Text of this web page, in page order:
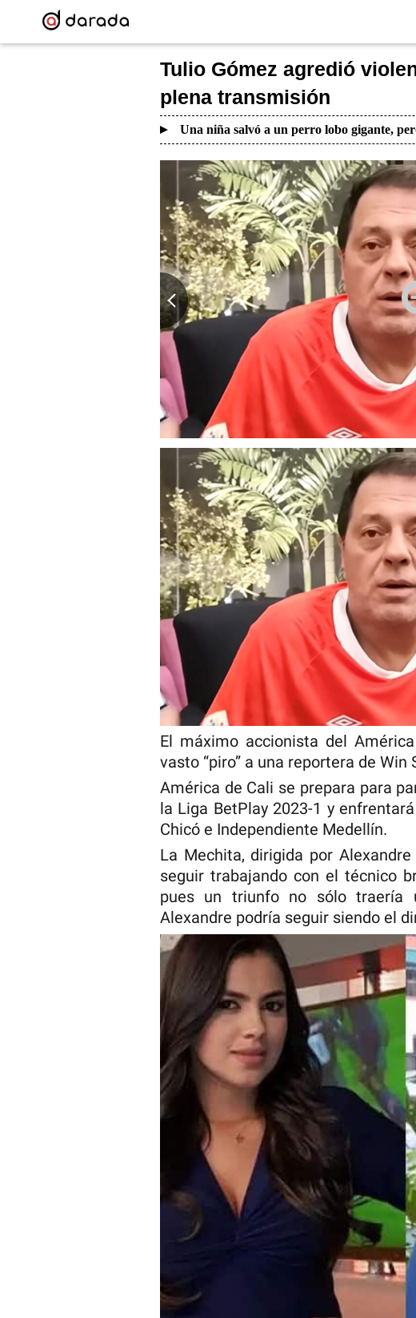
Tulio Gómez agredió
plena transmisión
Una niña salvó a un perro lobo gigante,
El máximo accionista del
vasto “piro” a una reportera de Win
América de Cali se prepara para
la Liga BetPlay 2023-1 y
Chicó e Independiente Medellín.
La Mechita, dirigida por
seguir trabajando con el técnico
pues un triunfo no sólo traería
Alexandre podría seguir siendo el